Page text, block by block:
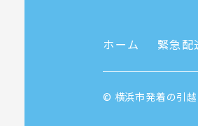
ホーム 緊急配
© 横浜市発着の引